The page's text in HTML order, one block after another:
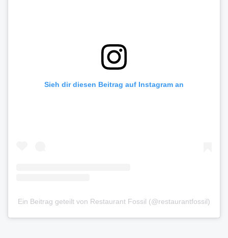
Sieh dir diesen Beitrag auf Instagram an
Ein Beitrag geteilt von Restaurant Fossil (@restaurantfossil)